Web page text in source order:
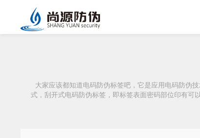
大家应该都知道电码防伪标签吧，它是应用电码防伪
式，刮开式电码防伪标签，即标签表面密码部位印有可